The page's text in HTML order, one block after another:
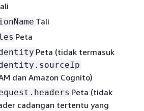
Tali
Peta
Peta (tidak termasuk
dan Amazon Cognito)
Peta (tidak
cadangan tertentu yang